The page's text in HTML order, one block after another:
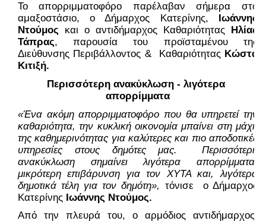
Το απορριμματοφόρο παρέλαβαν σήμερα στο
αμαξοστάσιο, ο Δήμαρχος Κατερίνης,
Ιωάννης
Ντούμος και ο αντιδήμαρχος Καθαριότητας
Ηλίας
Τάπρας, παρουσία του προϊσταμένου της
Διεύθυνσης Περιβάλλοντος &  Καθαριότητας Κώστα
Κιτιξή.
Περισσότερη ανακύκλωση - λιγότερα
απορρίμματα
«Ένα ακόμη απορριμματοφόρο που θα υπηρετεί την
καθαριότητα, την κυκλική οικονομία μπαίνει στη μάχη
της καθημερινότητας για καλύτερες και πιο αποδοτικές
υπηρεσίες στους δημότες μας.  Περισσότερη
ανακύκλωση σημαίνει λιγότερα απορρίμματα,
μικρότερη επιβάρυνση για τον ΧΥΤΑ και, λιγότερα
δημοτικά τέλη για τον δημότη», τόνισε  ο Δήμαρχος
Κατερίνης Ιωάννης Ντούμος.